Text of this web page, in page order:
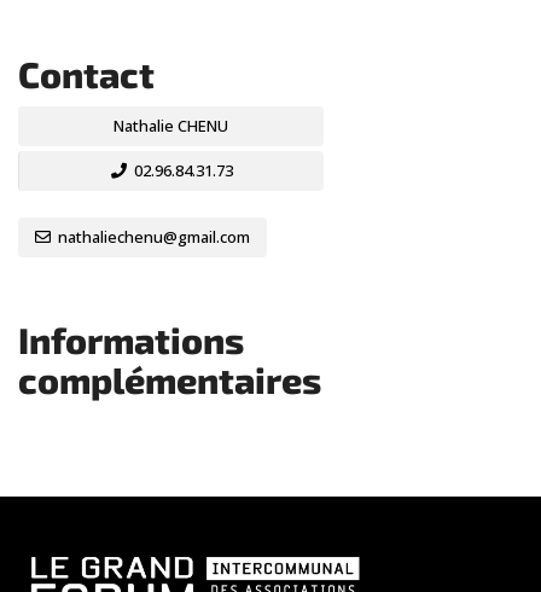
Contact
Nathalie CHENU
02.96.84.31.73
nathaliechenu@gmail.com
Informations
complémentaires